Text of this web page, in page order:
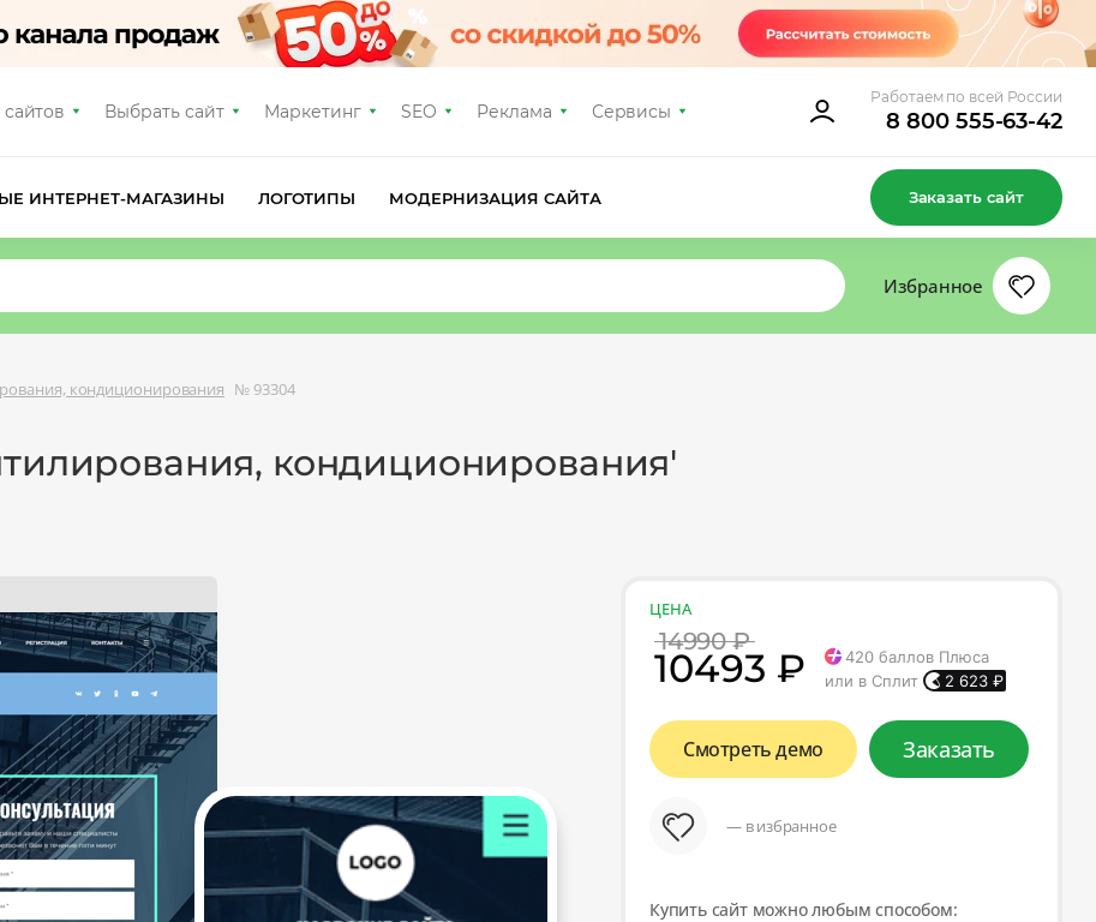
Выбрать сайт Маркетинг SEO Реклама Сервисы
Работаем по всей России
8 800 555-63-42
ИНТЕРНЕТ-МАГАЗИНЫ ЛОГОТИПЫ МОДЕРНИЗАЦИЯ САЙТА Заказать сайт
Избранное
кондиционирования № 93304
кондиционирования'
ЦЕНА
14990 ₽
10493 ₽ 420 баллов Плюса
или в Сплит
2 623 ₽
Смотреть демо Заказать
— в избранное
Купить сайт можно любым способом: